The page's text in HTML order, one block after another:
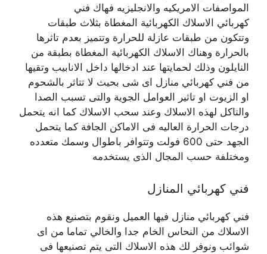
المواصفات الامريكيه والانجليزيه فهاك فني
كهربائي الاسلاك الكهربائية المغطاة بثلاث طبقات
وتتكون من طبقات عازلة للحرارة وتتميز بعدم تاثرها
بالحرارة وهناك الاسلاك الكهربائية المغطاة بطبقة من
النايلون وذلك لحمايتها عند ادخالها داخل الانابيب وتقيها
من فني كهربائي منازل اى شى بحيث لا تتاثر بالشحوم
او الزيوت او تاثير العوامل الجوية والتى تسبب الصدا
والتاكل لهذه الاسلاك وعند سحب الاسلاك كما انه يتحمل
درجات الحرارة العاليه فى الاماكن الجافة كما يتحمل
الجهد حتى 600 فولت وتتوافر باطوال وسمك متعدده
ومختلفة حسب المجال الذى يستخدمه
فني كهربائي المنازل
فني كهربائي منازل فيها العميل ونقوم بتصنيع هذه
الاسلاك من النحاس الخام جدا والخالي تماما من اى
شوائب ونوفر لك هذه الاسلاك التى يتم تصنيعها فى